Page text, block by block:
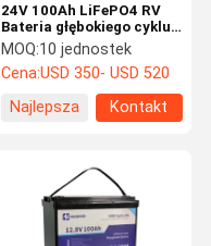
24V 100Ah LiFePO4 RV
Bateria głębokiego cyklu
Litium Iron Phosphate
Bateria z wbudowanym
100A BMS
MOQ:10 jednostek
Cena:USD 350- USD 520
Najlepsza
Kontakt